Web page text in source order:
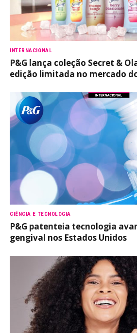
INTERNACIONAL
P&G lança coleção Secret &
edição limitada no mercado
CIÊNCIA E TECNOLOGIA
P&G patenteia tecnologia
gengival nos Estados Unidos